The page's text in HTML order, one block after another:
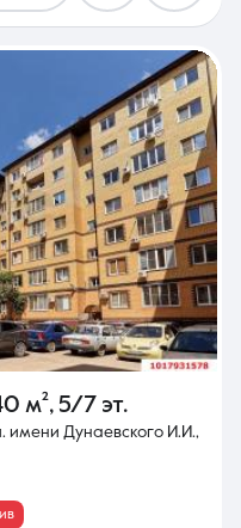
м², 5/7 эт.
имени Дунаевского И.И.,